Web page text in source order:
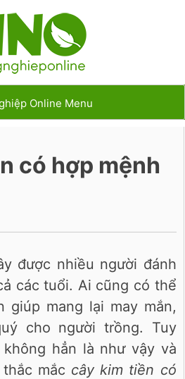
Online Menu
có hợp mệnh
được nhiều người đánh
các tuổi. Ai cũng có thể
giúp mang lại may mắn,
cho người trồng. Tuy
hẳn là như vậy và
mắc cây kim tiền có